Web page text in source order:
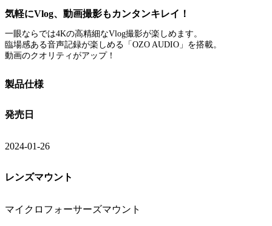
気軽にVlog、動画撮影もカンタンキレイ！
一眼ならでは4Kの高精細なVlog撮影が楽しめます。
臨場感ある音声記録が楽しめる「OZO AUDIO」を搭載。
動画のクオリティがアップ！
製品仕様
発売日
2024-01-26
レンズマウント
マイクロフォーサーズマウント